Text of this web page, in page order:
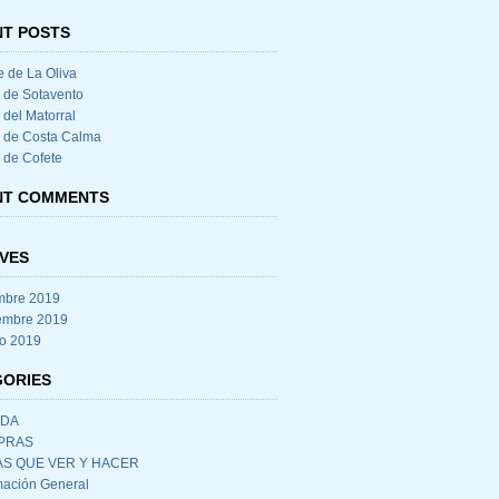
POSTS
de La Oliva
de Sotavento
Matorral
de Costa Calma
Cofete
COMMENTS
2019
2019
2019
QUE VER Y HACER
General